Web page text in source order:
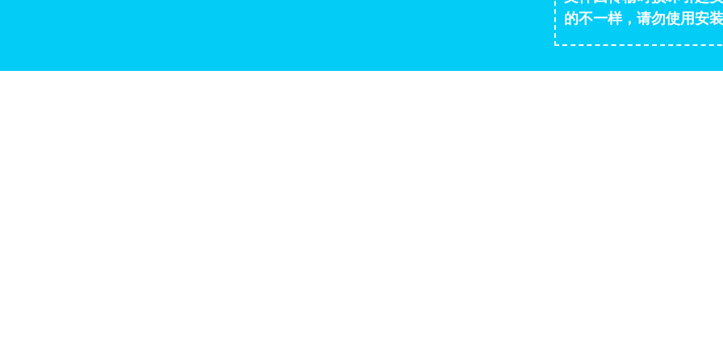
的不一样，请勿使用安